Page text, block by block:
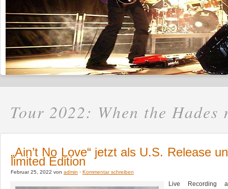
Tour 2022: When the Hades
„Ain’t No Love“ jetzt als U.S. Release
limited Edition
Februar 25, 2022 von admin · Kommentar schreiben
Live Recording